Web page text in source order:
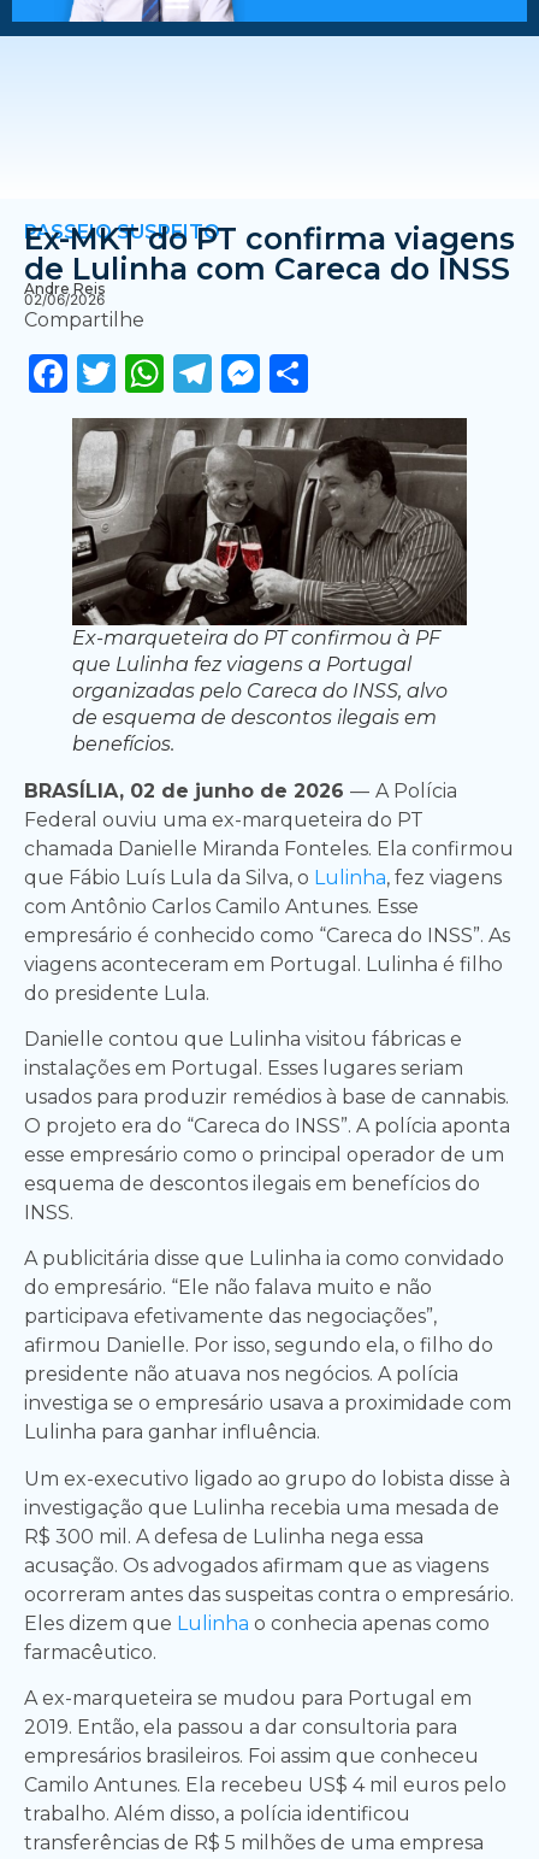
PASSEIO SUSPEITO
Ex-MKT do PT confirma viagens
de Lulinha com Careca do INSS
Andre Reis
02/06/2026
Compartilhe
Facebook
Twitter
WhatsApp
Telegram
Messenger
Ex-marqueteira do PT confirmou à PF
que Lulinha fez viagens a Portugal
organizadas pelo Careca do INSS, alvo
de esquema de descontos ilegais em
benefícios.
BRASÍLIA, 02 de junho de 2026 — A Polícia
Federal ouviu uma ex-marqueteira do PT
chamada Danielle Miranda Fonteles. Ela confirmou
que Fábio Luís Lula da Silva, o Lulinha, fez viagens
com Antônio Carlos Camilo Antunes. Esse
empresário é conhecido como “Careca do INSS”. As
viagens aconteceram em Portugal. Lulinha é filho
do presidente Lula.
Danielle contou que Lulinha visitou fábricas e
instalações em Portugal. Esses lugares seriam
usados para produzir remédios à base de cannabis.
O projeto era do “Careca do INSS”. A polícia aponta
esse empresário como o principal operador de um
esquema de descontos ilegais em benefícios do
INSS.
A publicitária disse que Lulinha ia como convidado
do empresário. “Ele não falava muito e não
participava efetivamente das negociações”,
afirmou Danielle. Por isso, segundo ela, o filho do
presidente não atuava nos negócios. A polícia
investiga se o empresário usava a proximidade com
Lulinha para ganhar influência.
Um ex-executivo ligado ao grupo do lobista disse à
investigação que Lulinha recebia uma mesada de
R$ 300 mil. A defesa de Lulinha nega essa
acusação. Os advogados afirmam que as viagens
ocorreram antes das suspeitas contra o empresário.
Eles dizem que Lulinha o conhecia apenas como
farmacêutico.
A ex-marqueteira se mudou para Portugal em
2019. Então, ela passou a dar consultoria para
empresários brasileiros. Foi assim que conheceu
Camilo Antunes. Ela recebeu US$ 4 mil euros pelo
trabalho. Além disso, a polícia identificou
transferências de R$ 5 milhões de uma empresa